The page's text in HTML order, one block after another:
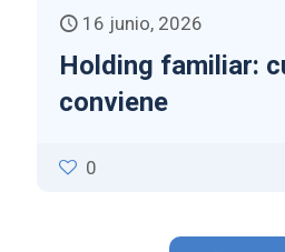
16 junio, 2026
Holding familiar:
conviene
0